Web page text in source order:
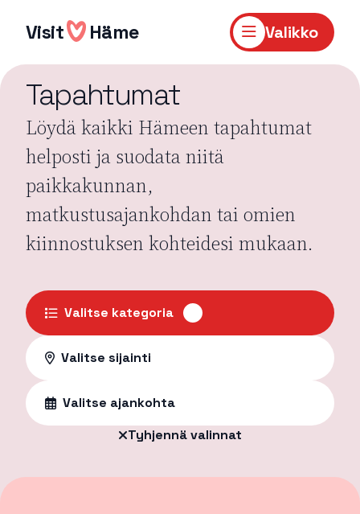
sisältöön
Visit Häme Valikko
Tapahtumat
Löydä kaikki Hämeen tapahtumat
helposti ja suodata niitä
paikkakunnan,
matkustusajankohdan tai omien
kiinnostuksen kohteidesi mukaan.
Valitse kategoria
Valitse sijainti
Valitse ajankohta
Tyhjennä valinnat